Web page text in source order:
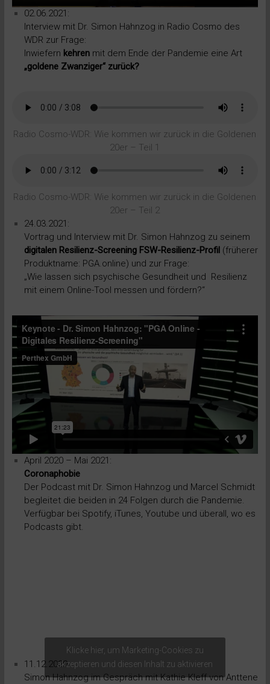
02.06.2021:
Interview mit Dr. Simon Hahnzog in Radio Cosmo des
WDR zur Frage:
Inwiefern kehrenmit dem Ende der Pandemie eine Art
„goldene Zwanziger“ zurück?
Radio Cosmo-WDR: Wie kommen wir zurück in die Goldenen
20er – Teil 1
Radio Cosmo-WDR: Wie kommen wir zurück in die Goldenen
20er – Teil 2
24.03.2021:
Vortrag und Interview mit Dr. Simon Hahnzog zu seinem
digitalen Resilienz-Screening FSW-Resilienz-Profil (früherer
Produktname: PGA.online) und zur Frage:
„Wie lassen sich psychische Gesundheit und Resilienz
mit einem Online-Tool messen und fördern?“
April 2020 – Mai 2021:
Coronaphobie
Der Podcast mit Dr. Simon Hahnzog und Marcel Schmidt
begleitet die beiden in 24 Folgen durch die Pandemie.
Verfügbar bei Spotify, iTunes, Youtube und überall, wo es
Podcasts gibt.
Klicke hier, um Marketing-Cookies zu
akzeptieren und diesen Inhalt zu aktivieren
11.12.2020:
Simon Hahnzog im Gespräch mit Kathie Kleff von Anttene